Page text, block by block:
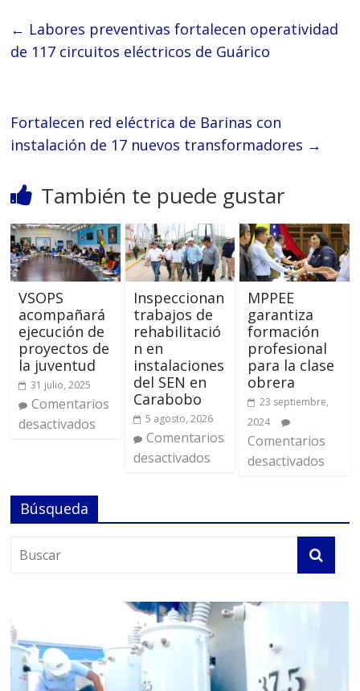
← Labores preventivas fortalecen operatividad
de 117 circuitos eléctricos de Guárico
Fortalecen red eléctrica de Barinas con
instalación de 17 nuevos transformadores →
También te puede gustar
VSOPS
acompañará
ejecución de
proyectos de
la juventud
31 julio, 2025
Comentarios
desactivados
Inspeccionan
trabajos de
rehabilitació
n en
instalaciones
del SEN en
Carabobo
5 agosto, 2026
Comentarios
desactivados
MPPEE
garantiza
formación
profesional
para la clase
obrera
23 septiembre,
2024
Comentarios
desactivados
Búsqueda